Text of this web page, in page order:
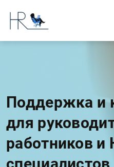
Поддержка и
для
работников и